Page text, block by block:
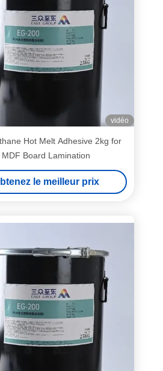
vidéo
Hot Melt Adhesive 2kg for
MDF Board Lamination
le meilleur prix